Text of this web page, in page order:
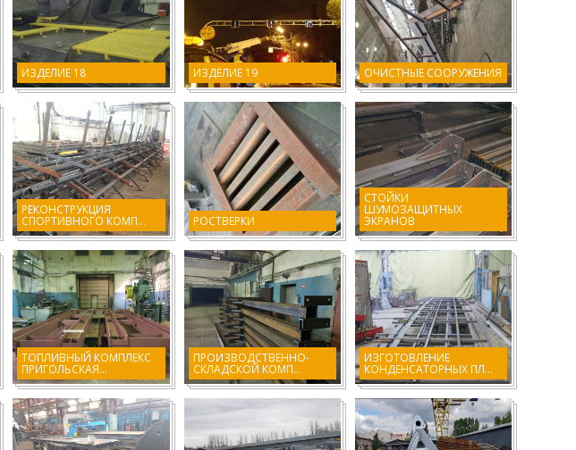
ИЗДЕЛИЕ 18 ИЗДЕЛИЕ 19 ОЧИСТНЫЕ СООРУЖЕНИЯ
РЕКОНСТРУКЦИЯ
СПОРТИВНОГО КОМП... РОСТВЕРКИ
СТОЙКИ
ШУМОЗАЩИТНЫХ
ЭКРАНОВ
ТОПЛИВНЫЙ КОМПЛЕКС
ПРИГОЛЬСКАЯ...
ПРОИЗВОДСТВЕННО-
СКЛАДСКОЙ КОМП...
ИЗГОТОВЛЕНИЕ
КОНДЕНСАТОРНЫХ ПЛ...